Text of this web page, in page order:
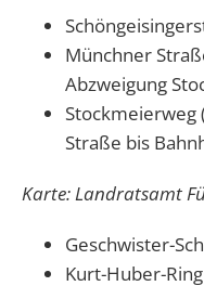
Münchner
Abzweigung
Stockmeierweg
Straße bis
Karte: Landratsamt
Geschwister-
Kurt-Huber-